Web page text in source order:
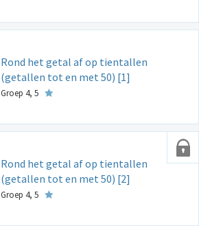
Rond het getal af op tientallen
(getallen tot en met 50) [1]
Groep 4, 5
Rond het getal af op tientallen
(getallen tot en met 50) [2]
Groep 4, 5